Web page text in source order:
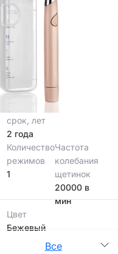
Характеристики
Диаметр
щетины,
мм
0,15 мм
11 мм
срок, лет
2 года
Количество
режимов
1
Частота
колебания
щетинок
20000 в
мин
Цвет
Бежевый
Все